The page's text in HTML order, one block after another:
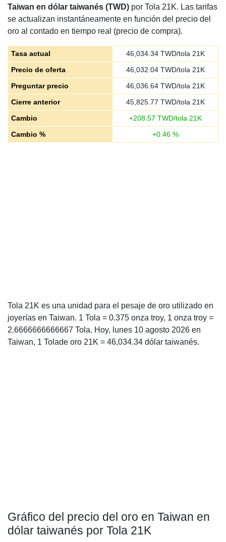
Taiwan en dólar taiwanés (TWD) por Tola 21K. Las tarifas
se actualizan instantáneamente en función del precio del
oro al contado en tiempo real (precio de compra).
Tasa actual 46,034.34 TWD/tola 21K
Precio de oferta
46,032.04 TWD/tola 21K
Preguntar precio
46,036.64 TWD/tola 21K
Cierre anterior
45,825.77 TWD/tola 21K
Cambio
+208.57 TWD/tola 21K
Cambio %
+0.46 %
Tola 21K es una unidad para el pesaje de oro utilizado en
joyerías en Taiwan. 1 Tola = 0.375 onza troy, 1 onza troy =
2.6666666666667 Tola. Hoy, lunes 10 agosto 2026 en
Taiwan, 1 Tolade oro 21K = 46,034.34 dólar taiwanés.
Gráfico del precio del oro en Taiwan en
dólar taiwanés por Tola 21K